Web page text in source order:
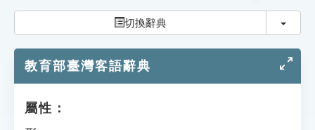
知識索引
切換辭典 切換
教育部臺灣客語辭典
屬性：